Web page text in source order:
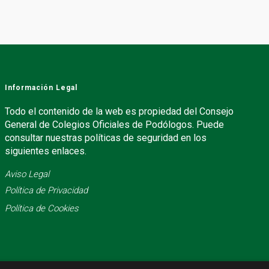
Información Legal
Todo el contenido de la web es propiedad del Consejo
General de Colegios Oficiales de Podólogos. Puede
consultar nuestras políticas de seguridad en los
siguientes enlaces.
Aviso Legal
Política de Privacidad
Política de Cookies